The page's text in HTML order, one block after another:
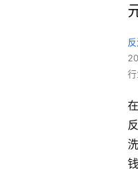
在
反
洗
钱